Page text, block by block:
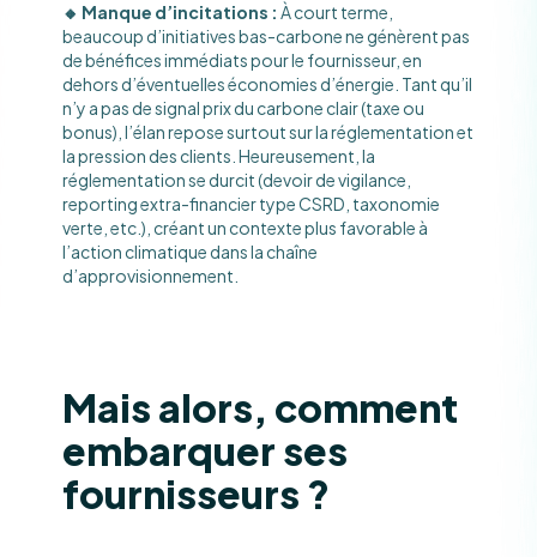
🔸 Manque d’incitations : À court terme,
beaucoup d’initiatives bas-carbone ne génèrent pas
de bénéfices immédiats pour le fournisseur, en
dehors d’éventuelles économies d’énergie. Tant qu’il
n’y a pas de signal prix du carbone clair (taxe ou
bonus), l’élan repose surtout sur la réglementation et
la pression des clients. Heureusement, la
réglementation se durcit (devoir de vigilance,
reporting extra-financier type CSRD, taxonomie
verte, etc.), créant un contexte plus favorable à
l’action climatique dans la chaîne
d’approvisionnement​.
Mais alors, comment
embarquer ses
fournisseurs ?